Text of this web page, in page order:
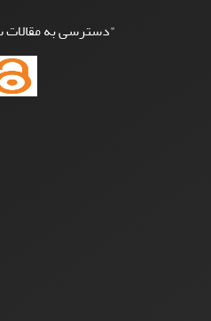
"دسترسی به